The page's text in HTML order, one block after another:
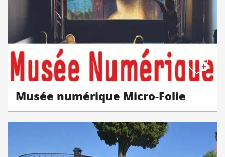
Musée numérique Micro-Folie